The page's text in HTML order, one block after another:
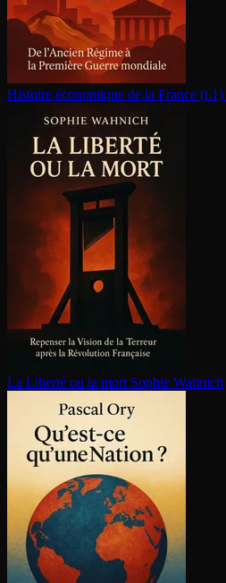
Histoire économique de la France (t.1)
La Liberté ou la mort Sophie Wahnich